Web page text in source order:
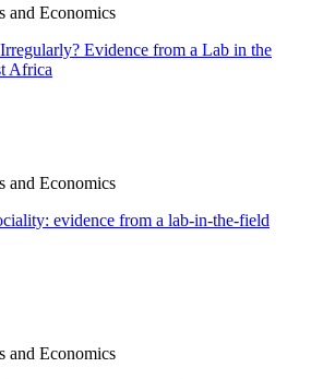
and Economics
Evidence from a Lab in the
Africa
and Economics
evidence from a lab-in-the-field
and Economics